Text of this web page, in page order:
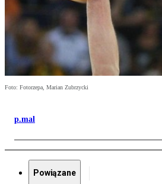
Foto: Fotorzepa, Marian Zubrzycki
p.mal
Powiązane